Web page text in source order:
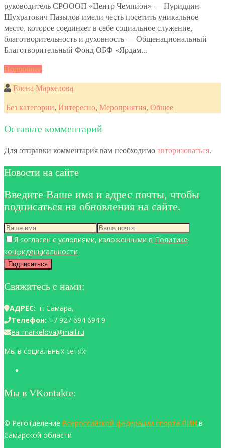
руководитель СРОООП «Центр Чемпион» — Нуриддин
Шухратович Пазылов имели честь посетить уникальное
место, которое соединяет в себе социальное служение,
благотворительность и духовность — Общенациональный
Благотворительный Фонд ОБФ «Ярдам...
Подробнее
Елена Маркелова
Без категории, Интересно, Мероприятия, Общее
Оставьте комментарий
Для отправки комментария вам необходимо авторизоваться.
Новости на сайте
Введите Ваше имя и адрес почты, чтобы
подписаться на обновления на сайте.
Я согласен с условиями, изложенными в Политике
конфиденциальности
Свяжитесь с нами:
АДРЕС: г. Самара,
Телефон: +7 927 694 694 9
ea_markelova@mail.ru
Мы в социальных сетях:
Мы в VKontakte:
© Реготделение Всероссийской федерации спорта ЛИН в
Самарской области